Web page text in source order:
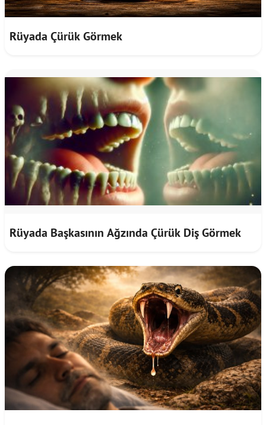
Rüyada Çürük Görmek
Rüyada Başkasının Ağzında Çürük Diş Görmek